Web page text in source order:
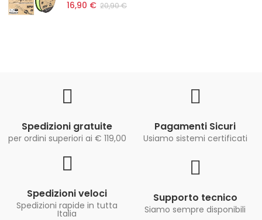
16,90 € 20,90 €
Spedizioni gratuite
per ordini superiori ai € 119,00
Pagamenti Sicuri
Usiamo sistemi certificati
Spedizioni veloci
Spedizioni rapide in tutta
Italia
Supporto tecnico
Siamo sempre disponibili